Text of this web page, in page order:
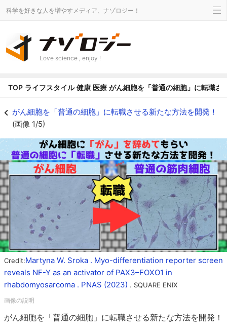
科学を好きな人を増やすメディア、ナゾロジー！
Love science , enjoy !
TOP ライフスタイル 健康 医療 がん細胞を「普通の細胞」に転職さ
がん細胞を「普通の細胞」に転職させる新たな方法を開発！
(画像 1/5)
Credit:Martyna W. Sroka . Myo-differentiation reporter screen
reveals NF-Y as an activator of PAX3–FOXO1 in
rhabdomyosarcoma . PNAS (2023) . SQUARE ENIX
がん細胞を「普通の細胞」に転職させる新たな方法を開発！